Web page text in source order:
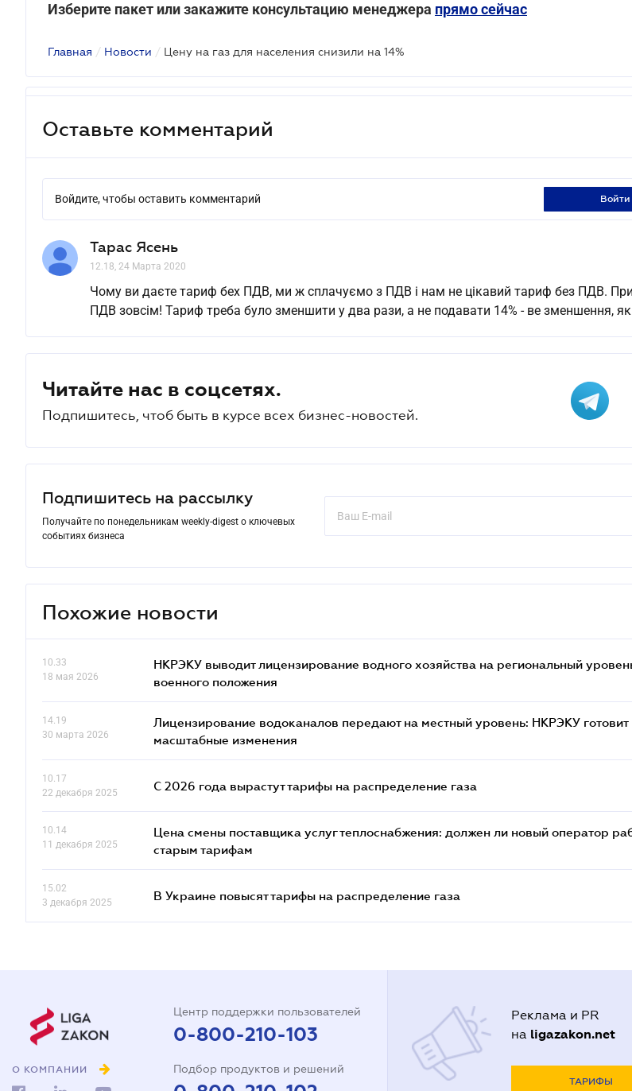
Изберите пакет или закажите консультацию менеджера прямо сейчас
Главная / Новости / Цену на газ для населения снизили на 14%
Оставьте комментарий
Войдите, чтобы оставить комментарий войти
Тарас Ясень
12.18, 24 Марта 2020
Чому ви даєте тариф бех ПДВ, ми ж сплачуємо з ПДВ і нам не цікавий тариф без ПДВ.
ПДВ зовсім! Тариф треба було зменшити у два рази, а не подавати 14% - ве зменшення,
Читайте нас в соцсетях.
Подпишитесь, чтоб быть в курсе всех бизнес-новостей.
Подпишитесь на рассылку
Получайте по понедельникам weekly-digest о ключевых
событиях бизнеса
Похожие новости
10.33
18 мая 2026
НКРЭКУ выводит лицензирование водного хозяйства на региональный
военного положения
14.19
30 марта 2026
Лицензирование водоканалов передают на местный уровень: НКРЭКУ готовит
масштабные изменения
10.17
22 декабря 2025
С 2026 года вырастут тарифы на распределение газа
10.14
11 декабря 2025
Цена смены поставщика услуг теплоснабжения: должен ли новый оператор
старым тарифам
15.02
3 декабря 2025
В Украине повысят тарифы на распределение газа
О КОМПАНИИ
Центр поддержки пользователей
0-800-210-103
Подбор продуктов и решений
Реклама и PR
на ligazakon.net
ТАРИФЫ